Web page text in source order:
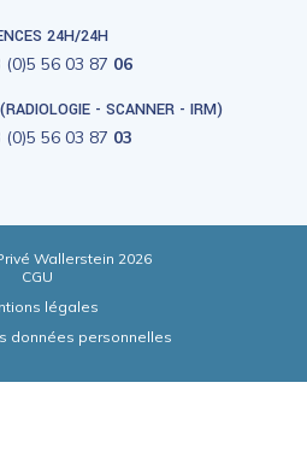
24H/24H
(0)5 56 03 87 06
- SCANNER - IRM)
(0)5 56 03 87 03
Wallerstein 2026
CGU
légales
données personnelles